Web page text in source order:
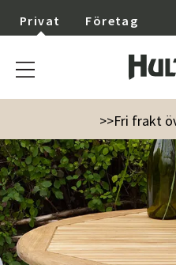
Privat Företag
>>Fri frakt